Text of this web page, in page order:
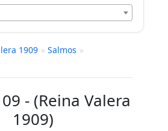
1909 » Salmos »
- (Reina Valera
1909)